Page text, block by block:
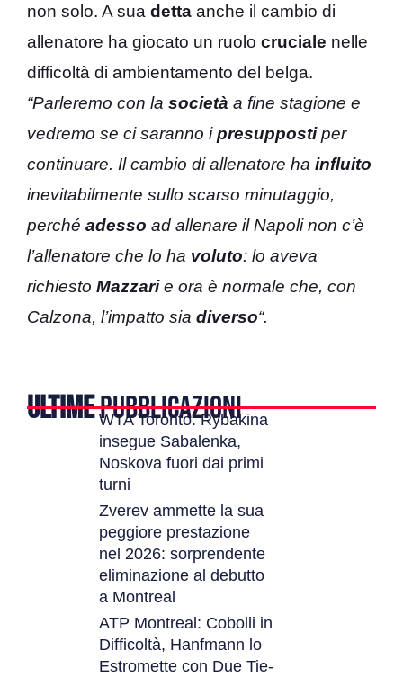
non solo. A sua detta anche il cambio di
allenatore ha giocato un ruolo cruciale nelle
difficoltà di ambientamento del belga.
“Parleremo con la società a fine stagione e
vedremo se ci saranno ipresuppostiper
continuare. Il cambio di allenatore ha influito
inevitabilmente sullo scarso minutaggio,
perché adesso ad allenare il Napoli non c’è
l’allenatore che lo ha voluto: lo aveva
richiesto Mazzarie ora è normale che, con
Calzona, l’impatto sia diverso“.
ULTIMEPUBBLICAZIONI
WTA Toronto: Rybakina
insegue Sabalenka,
Noskova fuori dai primi
turni
Zverev ammette la sua
peggiore prestazione
nel 2026: sorprendente
eliminazione al debutto
a Montreal
ATP Montreal: Cobolli in
Difficoltà, Hanfmann lo
Estromette con Due Tie-